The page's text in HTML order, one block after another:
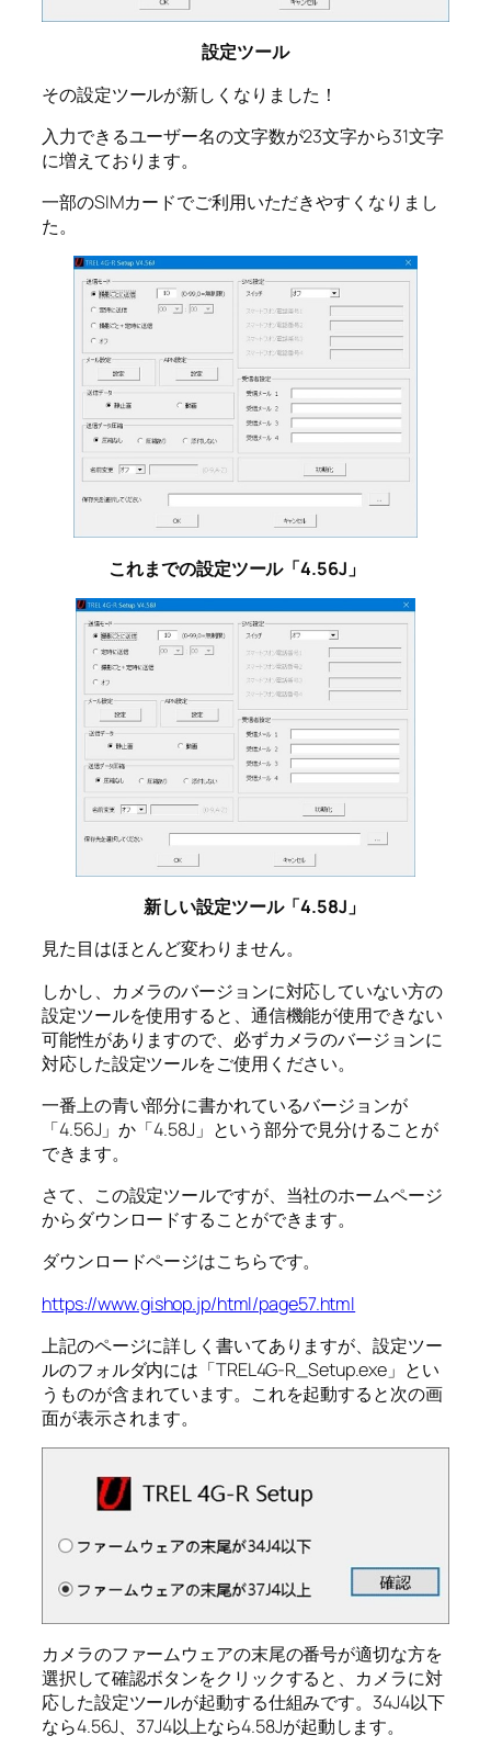
設定ツール
その設定ツールが新しくなりました！
入力できるユーザー名の文字数が23文字から31文字
に増えております。
一部のSIMカードでご利用いただきやすくなりまし
た。
これまでの設定ツール「4.56J」
新しい設定ツール「4.58J」
見た目はほとんど変わりません。
しかし、カメラのバージョンに対応していない方の
設定ツールを使用すると、通信機能が使用できない
可能性がありますので、必ずカメラのバージョンに
対応した設定ツールをご使用ください。
一番上の青い部分に書かれているバージョンが
「4.56J」か「4.58J」という部分で見分けることが
できます。
さて、この設定ツールですが、当社のホームページ
からダウンロードすることができます。
ダウンロードページはこちらです。
https://www.gishop.jp/html/page57.html
上記のページに詳しく書いてありますが、設定ツー
ルのフォルダ内には「TREL4G-R_Setup.exe」とい
うものが含まれています。これを起動すると次の画
面が表示されます。
カメラのファームウェアの末尾の番号が適切な方を
選択して確認ボタンをクリックすると、カメラに対
応した設定ツールが起動する仕組みです。34J4以下
なら4.56J、37J4以上なら4.58Jが起動します。